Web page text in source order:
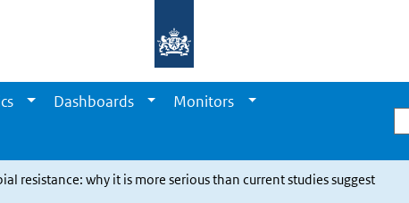
Dashboards
Monitors
resistance: why it is more serious than current studies suggest